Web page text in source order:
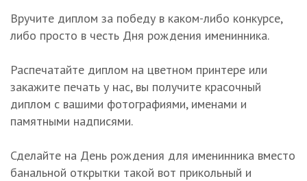
Вручите диплом за победу в каком-либо конкурсе,
либо просто в честь Дня рождения именинника.
Распечатайте диплом на цветном принтере или
закажите печать у нас, вы получите красочный
диплом с вашими фотографиями, именами и
памятными надписями.
Сделайте на День рождения для именинника вместо
банальной открытки такой вот прикольный и